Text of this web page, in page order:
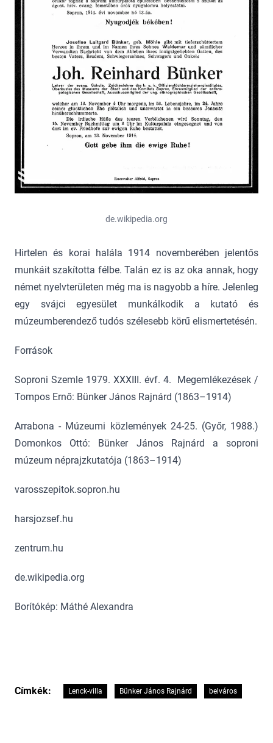
de.wikipedia.org
Hirtelen és korai halála 1914 novemberében jelentős
munkáit szakította félbe. Talán ez is az oka annak, hogy
német nyelvterületen még ma is nagyobb a híre. Jelenleg
egy svájci egyesület munkálkodik a kutató és
múzeumberendező tudós szélesebb körű elismertetésén.
Források
Soproni Szemle 1979. XXXIII. évf. 4. Megemlékezések /
Tompos Ernő: Bünker János Rajnárd (1863–1914)
Arrabona - Múzeumi közlemények 24-25. (Győr, 1988.)
Domonkos Ottó: Bünker János Rajnárd a soproni
múzeum néprajzkutatója (1863–1914)
varosszepitok.sopron.hu
harsjozsef.hu
zentrum.hu
de.wikipedia.org
Borítókép: Máthé Alexandra
Címkék: Lenck-villa Bünker János Rajnárd belváros